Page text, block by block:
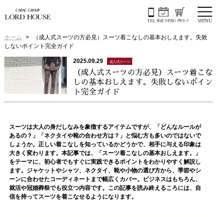
ホーム
（成人式スーツの方必見）スーツ着こなしの基本おしえます。失敗
しないポイント完全ガイド
2025.09.29 成人式スーツ
（成人式スーツの方必見）スーツ着こな
しの基本おしえます。失敗しないポイン
ト完全ガイド
スーツは大人の身だしなみを象徴するアイテムですが、「どんなルールが
あるの？」「ネクタイや靴の合わせ方は？」と悩む方も多いのではないで
しょうか。正しい着こなしを知っているかどうかで、相手に与える印象は
大きく変わります。本記事では、「スーツ着こなしの基本おしえます。」
をテーマに、初心者でもすぐに実践できるポイントをわかりやすく解説し
ます。ジャケットやシャツ、ネクタイ、靴や小物の選び方から、季節やシ
ーンに合わせたコーディネートまで幅広くカバー。ビジネスはもちろん、
就活や冠婚葬祭でも役立つ内容です。この記事を読み終えるころには、自
信を持ってスーツを着こなせるようになります。